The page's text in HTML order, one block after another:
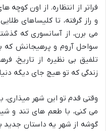
فراتر از انتظاره. از اون کوچه
و راز گرفته، تا کلیساهای
می برن، از آسانسوری که
سواحل آروم و پرهیجانش که
تلفیق بی نظیره از تاریخ،
زندگی که تو هیچ جای دیگه
وقتی قدم تو این شهر میذاری،
می کنی، با طعم های تند و
گوشه از شهر یه داستان جدید